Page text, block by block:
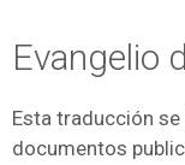
Evangelio
Esta traducción
documentos